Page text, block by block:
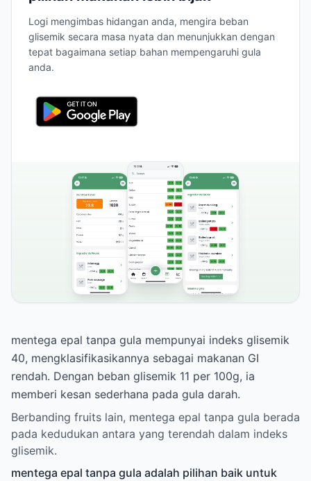
Logi mengimbas hidangan anda, mengira beban
glisemik secara masa nyata dan menunjukkan dengan
tepat bagaimana setiap bahan mempengaruhi gula
anda.
mentega epal tanpa gula mempunyai indeks glisemik
40, mengklasifikasikannya sebagai makanan GI
rendah. Dengan beban glisemik 11 per 100g, ia
memberi kesan sederhana pada gula darah.
Berbanding fruits lain, mentega epal tanpa gula berada
pada kedudukan antara yang terendah dalam indeks
glisemik.
mentega epal tanpa gula adalah pilihan baik untuk